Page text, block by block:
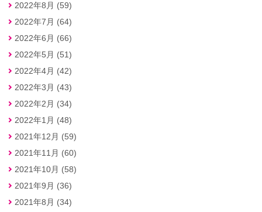
2022年8月 (59)
2022年7月 (64)
2022年6月 (66)
2022年5月 (51)
2022年4月 (42)
2022年3月 (43)
2022年2月 (34)
2022年1月 (48)
2021年12月 (59)
2021年11月 (60)
2021年10月 (58)
2021年9月 (36)
2021年8月 (34)